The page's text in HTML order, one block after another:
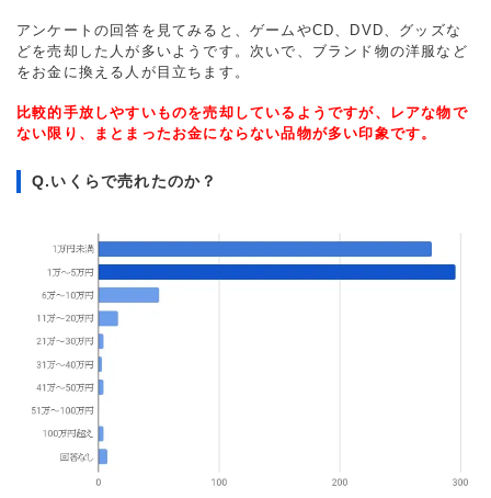
アンケートの回答を見てみると、ゲームやCD、DVD、グッズな
どを売却した人が多いようです。次いで、ブランド物の洋服など
をお金に換える人が目立ちます。
比較的手放しやすいものを売却しているようですが、レアな物で
ない限り、まとまったお金にならない品物が多い印象です。
Q.いくらで売れたのか？